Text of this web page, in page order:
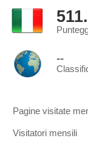
--
Pagine visitate
Visitatori mensili